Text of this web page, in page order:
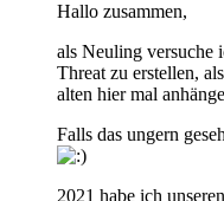
Hallo zusammen,
als Neuling versuche
Threat zu erstellen,
alten hier mal
Falls das ungern
2021 habe ich